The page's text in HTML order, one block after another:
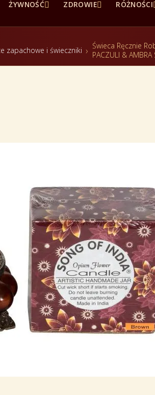
ŻYWNOŚĆ ZDROWIE RÓŻNOŚCI
zapachowe i świeczniki
Świeca Ręcznie
PACZULI &